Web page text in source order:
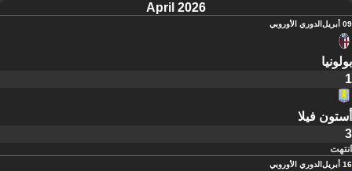
April 2026
09 أبريل الدوري الأوروبي
بولونيا
1
أستون فيلا
3
انتهت
16 أبريل الدوري الأوروبي